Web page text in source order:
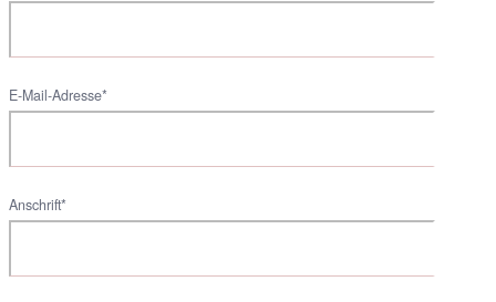
E-Mail-Adresse*
Anschrift*